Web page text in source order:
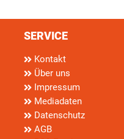
SERVICE
Kontakt
Über uns
Impressum
Mediadaten
Datenschutz
AGB